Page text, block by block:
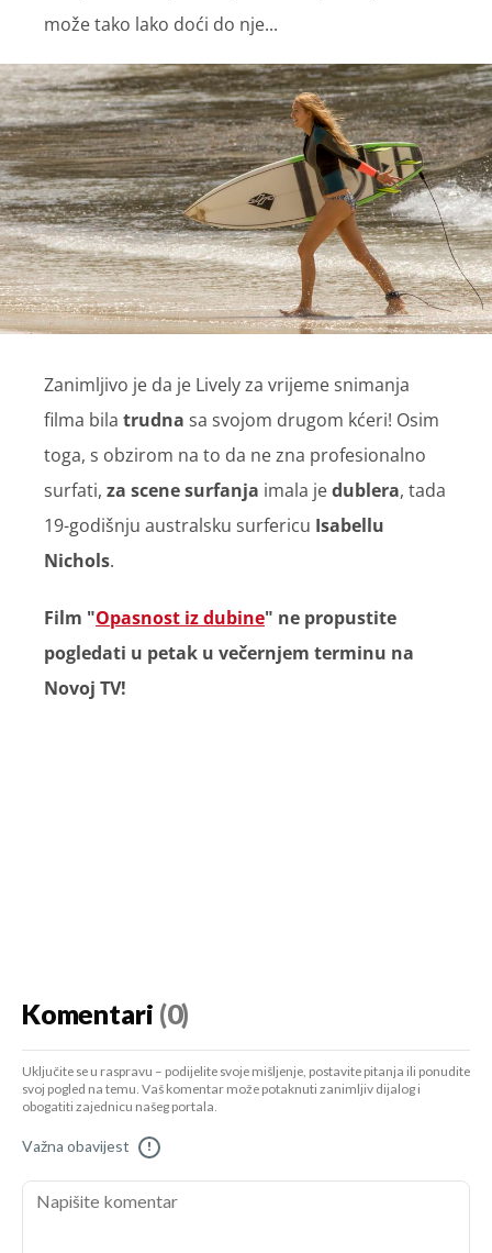
može tako lako doći do nje...
Zanimljivo je da je Lively za vrijeme snimanja
filma bila trudna sa svojom drugom kćeri! Osim
toga, s obzirom na to da ne zna profesionalno
surfati, za scene surfanja imala jedublera, tada
19-godišnju australsku surfericu Isabellu
Nichols.
Film "Opasnost iz dubine" ne propustite
pogledati u petak u večernjem terminu na
Novoj TV!
Komentari (0)
Uključite se u raspravu – podijelite svoje mišljenje, postavite pitanja ili ponudite
svoj pogled na temu. Vaš komentar može potaknuti zanimljiv dijalog i
obogatiti zajednicu našeg portala.
Važna obavijest !